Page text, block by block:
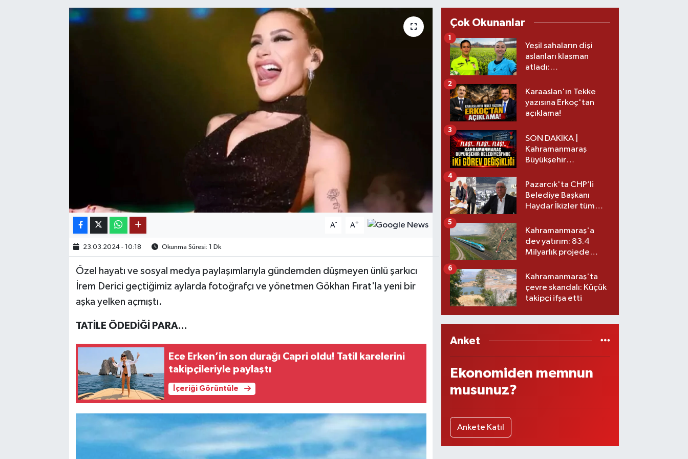
A- A+
23.03.2024 - 10:18 Okunma Süresi: 1 Dk
Özel hayatı ve sosyal medya paylaşımlarıyla gündemden düşmeyen ünlü şarkıcı
İrem Derici geçtiğimiz aylarda fotoğrafçı ve yönetmen Gökhan Fırat'la yeni bir
aşka yelken açmıştı.
TATİLE ÖDEDİĞİ PARA...
Ece Erken’in son durağı Capri oldu! Tatil karelerini
takipçileriyle paylaştı
İçeriği Görüntüle
Çok Okunanlar
Yeşil sahaların dişi
aslanları klasman
atladı:
üst lige iki transfer!
1
Karaaslan'ın Tekke
yazısına Erkoç'tan
açıklama!
2
SON DAKİKA |
Kahramanmaraş
Büyükşehir
görev değişikliği!
3
Pazarcık'ta CHP’li
Belediye Başkanı
Haydar İkizler tüm
yeni partisi
4
Kahramanmaraş'a
dev yatırım: 83.4
Milyarlık projede
5
Kahramanmaraş'ta
çevre skandalı: Küçük
takipçi ifşa etti
6
Anket
Ekonomiden memnun
musunuz?
Ankete Katıl
KÜLTÜR SANAT